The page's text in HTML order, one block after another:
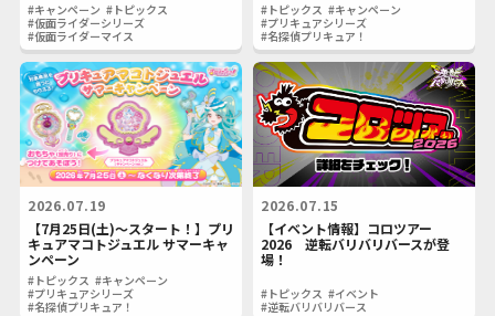
#キャンペーン #トピックス
#仮面ライダーシリーズ
#仮面ライダーマイス
#トピックス #キャンペーン
#プリキュアシリーズ
#名探偵プリキュア！
2026.07.19
【7月25日(土)～スタート！】プリ
キュアマコトジュエル サマーキャ
ンペーン
#トピックス #キャンペーン
#プリキュアシリーズ
#名探偵プリキュア！
2026.07.15
【イベント情報】コロツアー
2026 逆転バリバリバースが登
場！
#トピックス #イベント
#逆転バリバリバース